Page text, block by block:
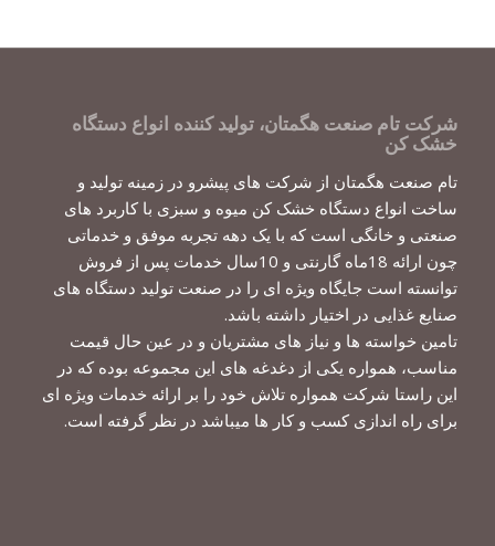
شرکت تام صنعت هگمتان، تولید کننده انواع دستگاه
خشک کن
تام صنعت هگمتان از شرکت های پیشرو در زمینه تولید و
ساخت انواع دستگاه خشک کن میوه و سبزی با کاربرد های
صنعتی و خانگی است که با یک دهه تجربه موفق و خدماتی
چون ارائه 18ماه گارنتی و 10سال خدمات پس از فروش
توانسته است جایگاه ویژه ای را در صنعت تولید دستگاه های
صنایع غذایی در اختیار داشته باشد.
تامین خواسته ها و نیاز های مشتریان و در عین حال قیمت
مناسب، همواره یکی از دغدغه های این مجموعه بوده که در
این راستا شرکت همواره تلاش خود را بر ارائه خدمات ویژه ای
برای راه اندازی کسب و کار ها میباشد در نظر گرفته است.